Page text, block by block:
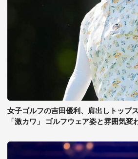
女子ゴルフの吉田優利、肩出しトップ
「激カワ」 ゴルフウェア姿と雰囲気変